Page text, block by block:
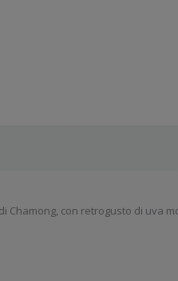
Chamong, con retrogusto di uva